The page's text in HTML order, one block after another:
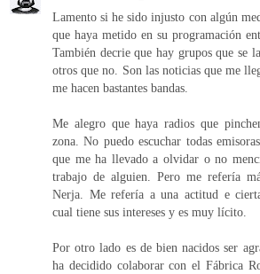
Lamento si he sido injusto con algún
que haya metido en su programación
También decrie que hay grupos que se
otros que no. Son las noticias que me
me hacen bastantes bandas.
Me alegro que haya radios que
zona. No puedo escuchar todas
que me ha llevado a olvidar o no
trabajo de alguien. Pero me refería
Nerja. Me refería a una actitud e
cual tiene sus intereses y es muy lícito.
Por otro lado es de bien nacidos ser
ha decidido colaborar con el Fábrica